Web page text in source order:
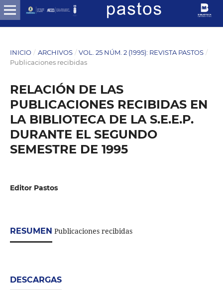
INICIO / ARCHIVOS / VOL. 25 NÚM. 2 (1995): REVISTA PASTOS /
Publicaciones recibidas
RELACIÓN DE LAS
PUBLICACIONES RECIBIDAS EN
LA BIBLIOTECA DE LA S.E.E.P.
DURANTE EL SEGUNDO
SEMESTRE DE 1995
Editor Pastos
RESUMEN Publicaciones recibidas
DESCARGAS